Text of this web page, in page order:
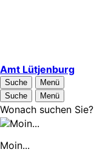
Amt Lütjenburg
Suche
Menü
Suche
Menü
Wonach suchen Sie?
Moin...